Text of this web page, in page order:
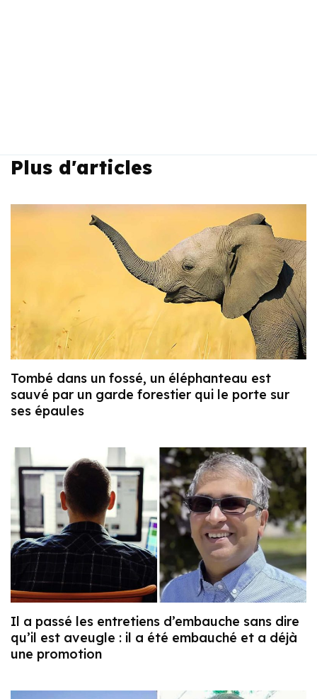
Plus d'articles
Tombé dans un fossé, un éléphanteau est
sauvé par un garde forestier qui le porte sur
ses épaules
Il a passé les entretiens d’embauche sans dire
qu’il est aveugle : il a été embauché et a déjà
une promotion